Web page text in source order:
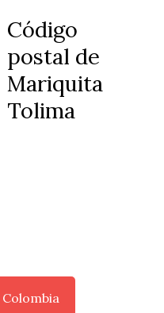
Código
postal de
Mariquita
Tolima